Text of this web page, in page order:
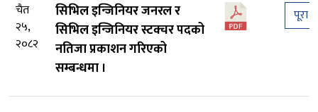
चैत
२५,
२०८२
सिभिल इन्जिनियर जनरल र
सिभिल इन्जिनियर स्टक्चर पदको
नतिजा प्रकाशन गरिएको
सम्बन्धमा ।
पूरा